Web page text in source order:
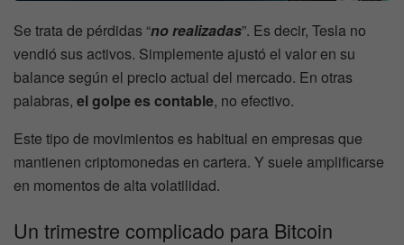
Se trata de pérdidas “no realizadas”. Es decir, Tesla no
vendió sus activos. Simplemente ajustó el valor en su
balance según el precio actual del mercado. En otras
palabras, el golpe es contable, no efectivo.
Este tipo de movimientos es habitual en empresas que
mantienen criptomonedas en cartera. Y suele amplificarse
en momentos de alta volatilidad.
Un trimestre complicado para Bitcoin